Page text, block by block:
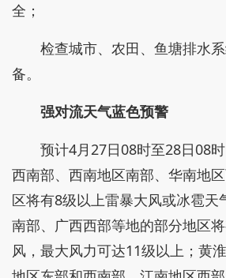
全；
检查城市、农田、鱼塘排水
备。
强对流天气蓝色预警
预计4月27日08时至28日08
西南部、西南地区南部、华南地
区将有8级以上雷暴大风或冰雹天
南部、广西西部等地的部分地区
风，最大风力可达11级以上；黄